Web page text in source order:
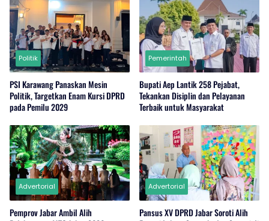
Politik
PSI Karawang Panaskan Mesin
Politik, Targetkan Enam Kursi DPRD
pada Pemilu 2029
Pemerintah
Bupati Aep Lantik 258 Pejabat,
Tekankan Disiplin dan Pelayanan
Terbaik untuk Masyarakat
Advertorial
Pemprov Jabar Ambil Alih
Advertorial
Pansus XV DPRD Jabar Soroti Alih